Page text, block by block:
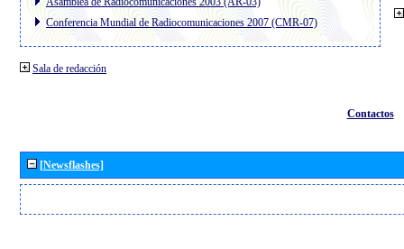
Conferencia Mundial de Radiocomunicaciones 2007 (CMR-07)
Sala de redacción
Contactos
[Newsflashes]